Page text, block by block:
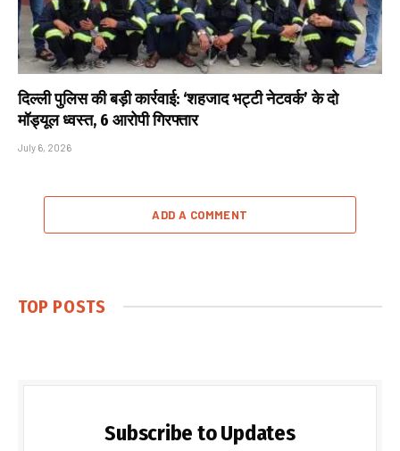
दिल्ली पुलिस की बड़ी कार्रवाई: ‘शहजाद भट्टी नेटवर्क’ के दो
मॉड्यूल ध्वस्त, 6 आरोपी गिरफ्तार
July 6, 2026
ADD A COMMENT
TOP POSTS
Subscribe to Updates